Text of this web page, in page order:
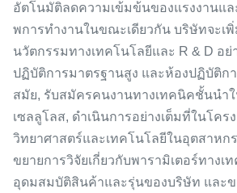
อัตโนมัติลดความเข้มข้นของแรงงานแ
พการทํางานในขณะเดียวกัน บริษัทจะเ
นวัตกรรมทางเทคโนโลยีและ R & D อย่
ปฏิบัติการมาตรฐานสูง และห้องปฏิบัติก
สมัย, รับสมัครคนงานทางเทคนิคชั้นนํา
เซลลูโลส, ดําเนินการอย่างเต็มที่ในโคร
วิทยาศาสตร์และเทคโนโลยีในอุตสาหก
ขยายการวิจัยเกี่ยวกับพารามิเตอร์ทาง
อุดมสมบัติสินค้าและรุ่นของบริษัท และข